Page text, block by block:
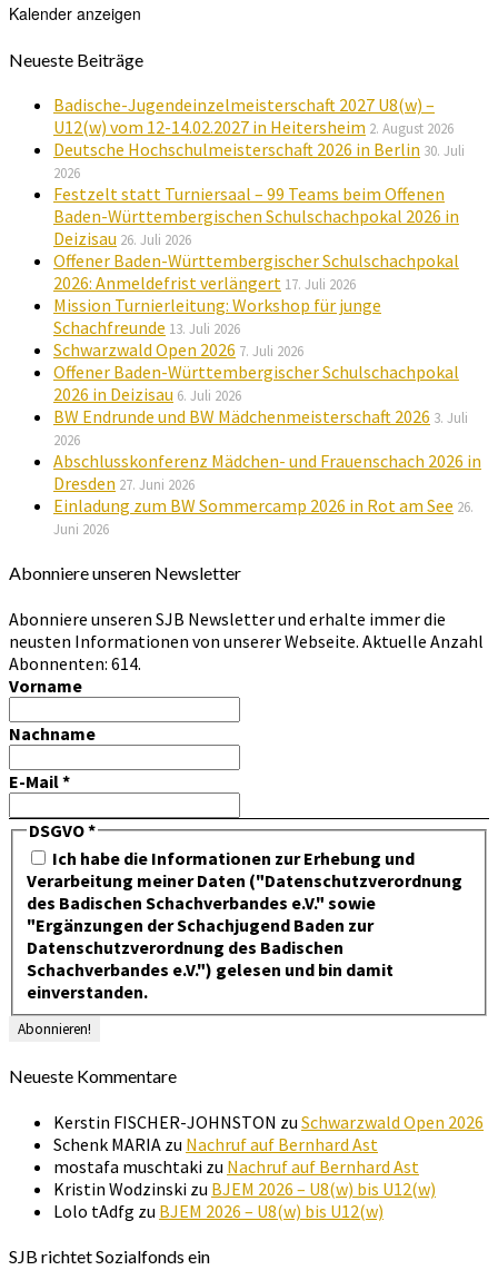
Kalender anzeigen
Neueste Beiträge
Badische-Jugendeinzelmeisterschaft 2027 U8(w) –
U12(w) vom 12-14.02.2027 in Heitersheim 2. August 2026
Deutsche Hochschulmeisterschaft 2026 in Berlin 30. Juli
2026
Festzelt statt Turniersaal – 99 Teams beim Offenen
Baden-Württembergischen Schulschachpokal 2026 in
Deizisau 26. Juli 2026
Offener Baden-Württembergischer Schulschachpokal
2026: Anmeldefrist verlängert 17. Juli 2026
Mission Turnierleitung: Workshop für junge
Schachfreunde 13. Juli 2026
Schwarzwald Open 2026 7. Juli 2026
Offener Baden-Württembergischer Schulschachpokal
2026 in Deizisau 6. Juli 2026
BW Endrunde und BW Mädchenmeisterschaft 2026 3. Juli
2026
Abschlusskonferenz Mädchen- und Frauenschach 2026 in
Dresden 27. Juni 2026
Einladung zum BW Sommercamp 2026 in Rot am See 26.
Juni 2026
Abonniere unseren Newsletter
Abonniere unseren SJB Newsletter und erhalte immer die
neusten Informationen von unserer Webseite. Aktuelle Anzahl
Abonnenten: 614.
Vorname
Nachname
E-Mail*
DSGVO*
Ich habe die Informationen zur Erhebung und
Verarbeitung meiner Daten ("Datenschutzverordnung
des Badischen Schachverbandes e.V." sowie
"Ergänzungen der Schachjugend Baden zur
Datenschutzverordnung des Badischen
Schachverbandes e.V.") gelesen und bin damit
einverstanden.
Neueste Kommentare
Kerstin FISCHER-JOHNSTON zu Schwarzwald Open 2026
Schenk MARIA zu Nachruf auf Bernhard Ast
mostafa muschtaki zu Nachruf auf Bernhard Ast
Kristin Wodzinski zu BJEM 2026 – U8(w) bis U12(w)
Lolo tAdfg zu BJEM 2026 – U8(w) bis U12(w)
SJB richtet Sozialfonds ein